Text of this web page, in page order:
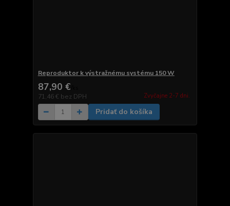
Reproduktor k výstražnému systému 150 W
87,90 €
71,46 € bez DPH Zvyčajne 2-7 dni.
Pridať do košíka